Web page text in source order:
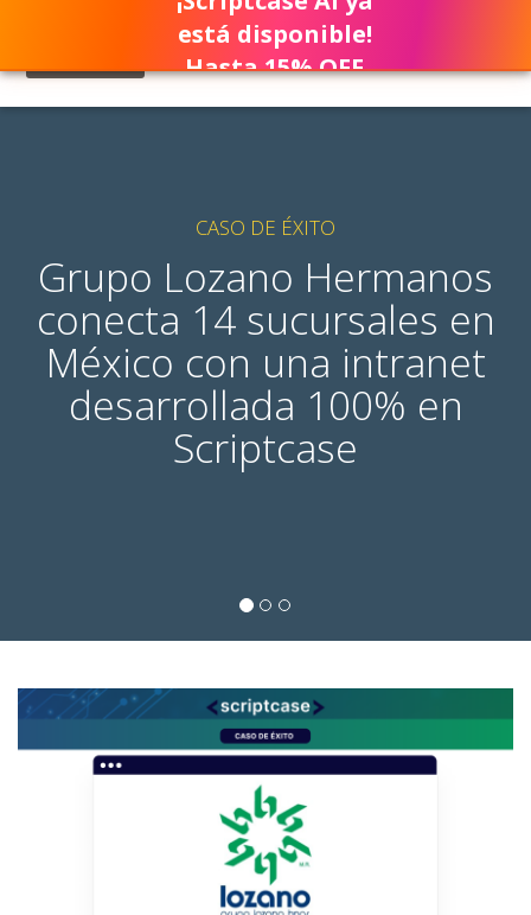
CASO DE ÉXITO
Grupo Lozano Hermanos
conecta 14 sucursales en
México con una intranet
desarrollada 100% en
Scriptcase
está disponible!
Hasta 15% OFF